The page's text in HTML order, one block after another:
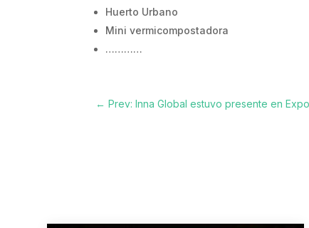
Huerto Urbano
Mini vermicompostadora
…………
←Prev: Inna Global estuvo presente en